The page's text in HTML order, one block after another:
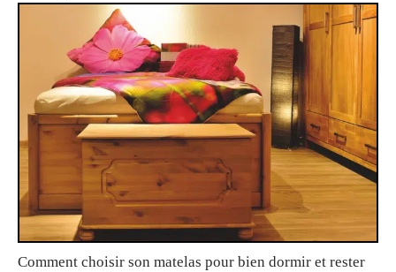
Comment choisir son matelas pour bien dormir et rester